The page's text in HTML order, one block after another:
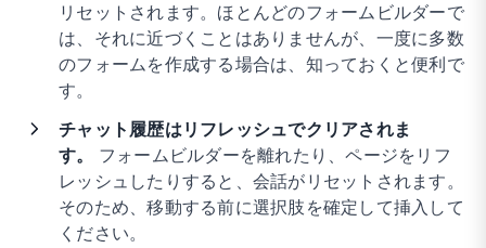
リセットされます。ほとんどのフォームビルダーで
は、それに近づくことはありませんが、一度に多数
のフォームを作成する場合は、知っておくと便利で
す。
チャット履歴はリフレッシュでクリアされま
す。
フォームビルダーを離れたり、ページをリフ
レッシュしたりすると、会話がリセットされます。
そのため、移動する前に選択肢を確定して挿入して
ください。